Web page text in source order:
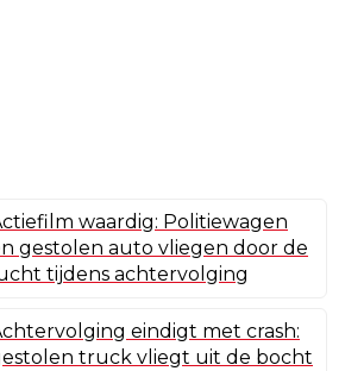
waardig: Politiewagen
gestolen auto vliegen door de
tijdens achtervolging
eindigt met crash:
truck vliegt uit de bocht